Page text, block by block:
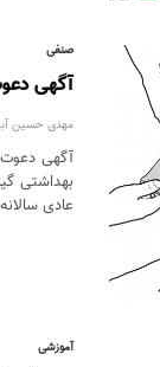
صنفی
آگهی
مهدی حسین
آگهی
بهداشتی
عادی
آموزشی